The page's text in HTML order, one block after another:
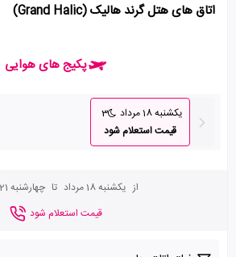
اتاق های هتل گرند هالیک (Grand Halic)
پکیج های هوایی
یکشنبه 18 مرداد
3
قیمت استعلام شود
از یکشنبه 18 مرداد تا چهارشنبه 21 مرداد
قیمت استعلام شود